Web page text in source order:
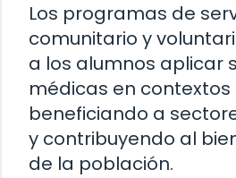
Los programas de
comunitario y
a los alumnos aplicar
médicas en contextos
beneficiando a
y contribuyendo al
de la población.